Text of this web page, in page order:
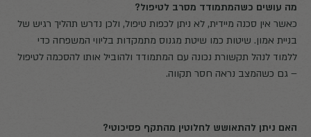
מה עושים כשהמתמודד מסרב לטיפול?
כאשר אין סכנה מיידית, לא ניתן לכפות טיפול, ולכן נדרש תהליך רגיש של
בניית אמון. שיטות כמו שיטת מגנוס מתמקדות בליווי המשפחה כדי
ללמוד לנהל תקשורת נכונה עם המתמודד ולהוביל אותו להסכמה לטיפול
– גם כשהמצב נראה חסר תקווה.
האם ניתן להתאושש לחלוטין מהתקף פסיכוטי?